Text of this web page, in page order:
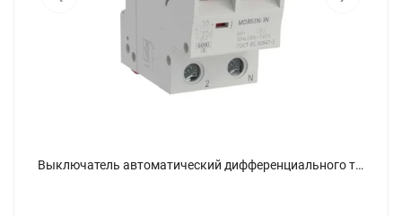
Выключатель автоматический дифференциального тока 2п (1P+N) C 6А 30мА тип A 6кА MDR63N YON MDR63N-1N2C6-A - фото